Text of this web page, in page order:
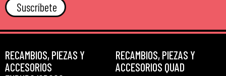
Suscríbete
RECAMBIOS, PIEZAS Y
ACCESORIOS
RECAMBIOS, PIEZAS Y
ACCESORIOS QUAD